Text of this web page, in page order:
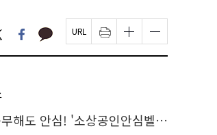
페
이
스
카
카 페
이
지
인
쇄
하
글
자
크
하
기
글
자
크
하
기
도 안심! '소상공인안심벨' 신청하세요